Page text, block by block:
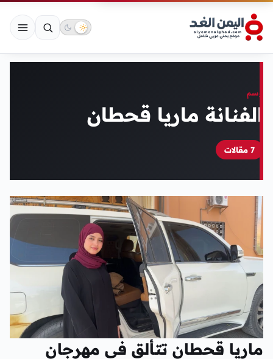
وسم
الفنانة ماريا قحطان
7 مقالات
ماريا قحطان تتألق في مهرجان